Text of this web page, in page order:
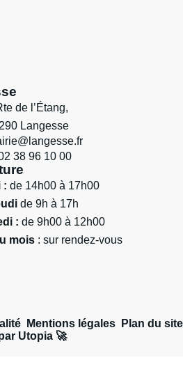
de l’Étang,
Langesse
38 96 10 00
: de 14h00 à 17h00
de 9h à 17h
: de 9h00 à 12h00
mois : sur rendez-vous
Mentions légales
Plan du site
Utopia 🚀